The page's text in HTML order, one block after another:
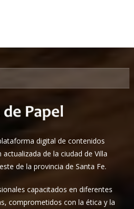
digital de contenidos
de la ciudad de Villa
de la provincia de Santa Fe.
capacitados en diferentes
comprometidos con la ética y la